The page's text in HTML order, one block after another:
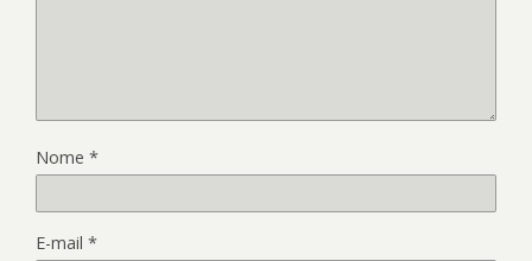
Nome *
E-mail *